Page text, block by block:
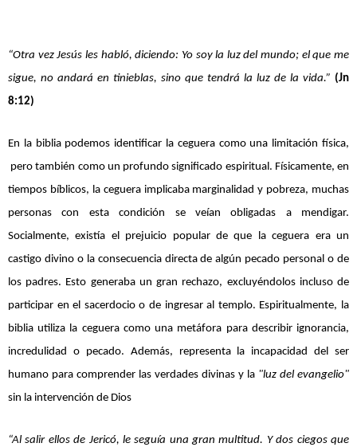
“Otra vez Jesús les habló, diciendo: Yo soy la luz del mundo; el que me
sigue, no andará en tinieblas, sino que tendrá la luz de la vida.” (Jn
8:12)
En la biblia podemos identificar la ceguera como una limitación física,
pero también como un profundo significado espiritual. Físicamente, en
tiempos bíblicos, la ceguera implicaba marginalidad y pobreza, muchas
personas con esta condición se veían obligadas a mendigar.
Socialmente, existía el prejuicio popular de que la ceguera era un
castigo divino o la consecuencia directa de algún pecado personal o de
los padres. Esto generaba un gran rechazo, excluyéndolos incluso de
participar en el sacerdocio o de ingresar al templo. Espiritualmente, la
biblia utiliza la ceguera como una metáfora para describir ignorancia,
incredulidad o pecado. Además, representa la incapacidad del ser
humano para comprender las verdades divinas y la "luz del evangelio"
sin la intervención de Dios
“Al salir ellos de Jericó, le seguía una gran multitud. Y dos ciegos que